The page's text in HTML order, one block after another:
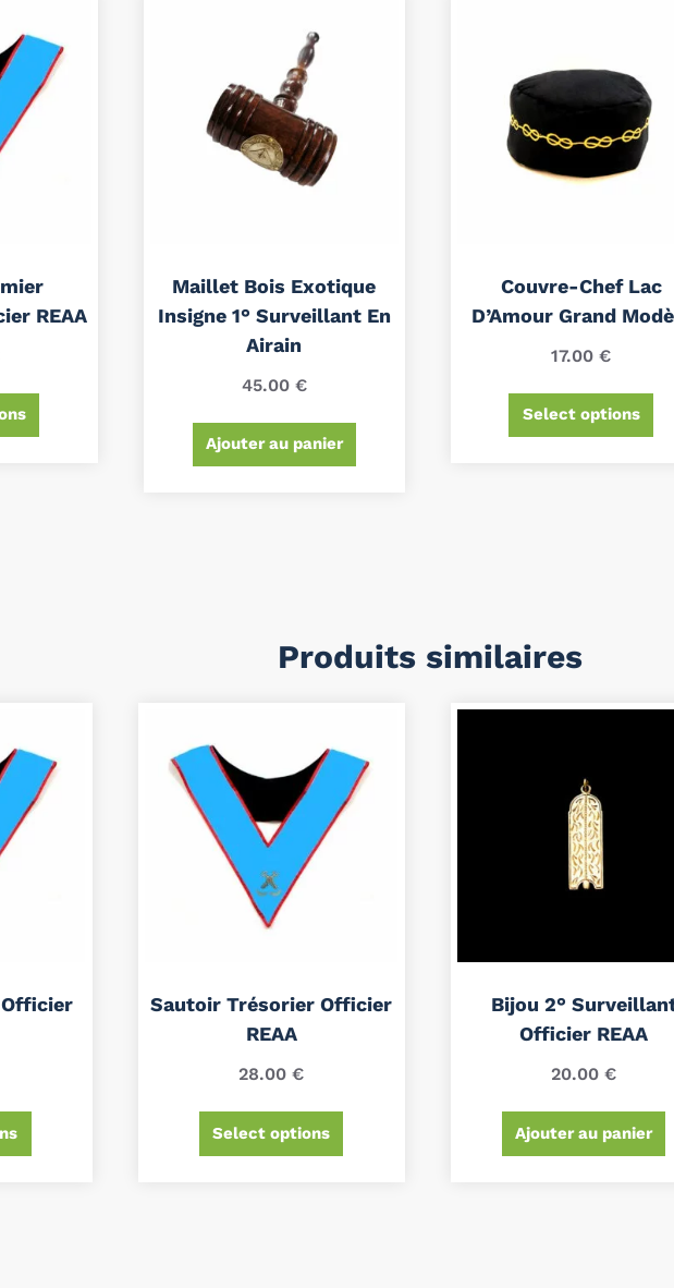
REAA
Maillet Bois Exotique
Insigne 1° Surveillant En
Airain
45.00 €
Ajouter au panier
Couvre-Chef Lac
D’Amour Grand
17.00€
Select options
Produits similaires
Sautoir Trésorier Officier
REAA
28.00€
Select options
Bijou 2°
Officier REAA
20.00€
Ajouter au panier